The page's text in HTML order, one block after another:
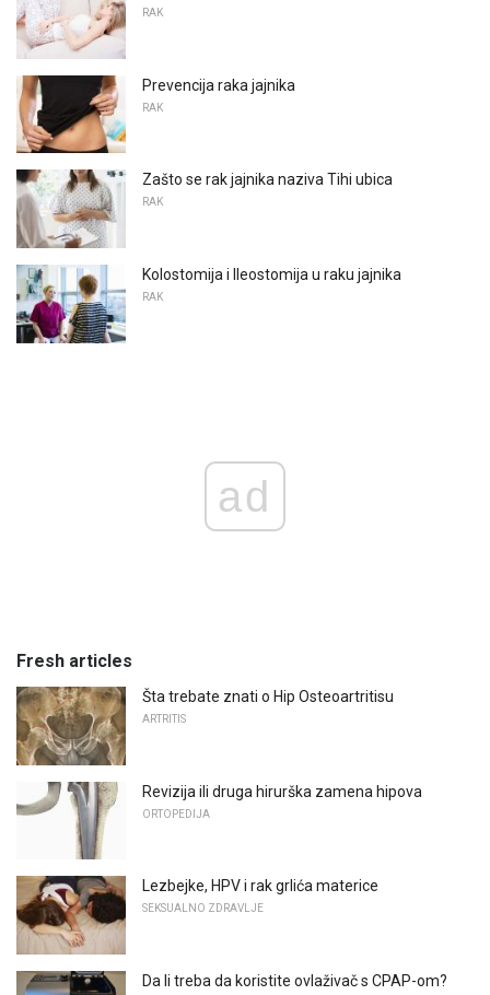
RAK
Prevencija raka jajnika
RAK
Zašto se rak jajnika naziva Tihi ubica
RAK
Kolostomija i Ileostomija u raku jajnika
RAK
ad
Fresh articles
Šta trebate znati o Hip Osteoartritisu
ARTRITIS
Revizija ili druga hirurška zamena hipova
ORTOPEDIJA
Lezbejke, HPV i rak grlića materice
SEKSUALNO ZDRAVLJE
Da li treba da koristite ovlaživač s CPAP-om?